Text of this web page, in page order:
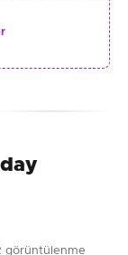
görüntülenme